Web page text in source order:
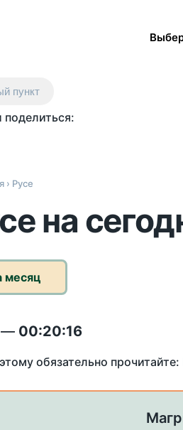
пункт
поделиться:
› Русе
на
месяц
— 00:20:16
обязательно прочитайте: